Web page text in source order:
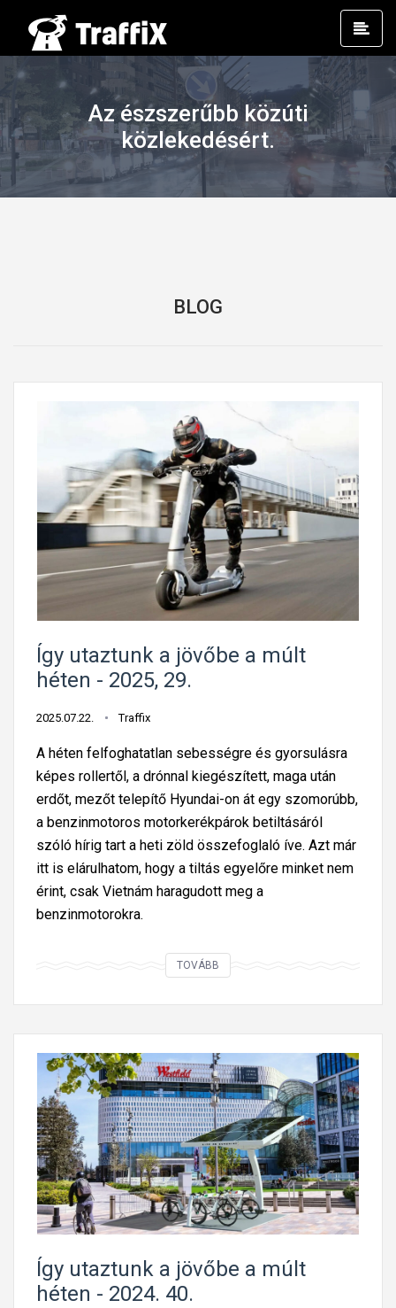
Az észszerűbb közúti
közlekedésért.
BLOG
Így utaztunk a jövőbe a múlt
héten - 2025, 29.
2025.07.22. Traffix
A héten felfoghatatlan sebességre és gyorsulásra
képes rollertől, a drónnal kiegészített, maga után
erdőt, mezőt telepítő Hyundai-on át egy szomorúbb,
a benzinmotoros motorkerékpárok betiltásáról
szóló hírig tart a heti zöld összefoglaló íve. Azt már
itt is elárulhatom, hogy a tiltás egyelőre minket nem
érint, csak Vietnám haragudott meg a
benzinmotorokra.
TOVÁBB
u
t
a
z
t
u
n
k
a
ö
Így utaztunk a jövőbe a múlt
héten - 2024. 40.